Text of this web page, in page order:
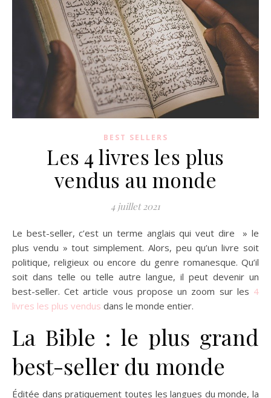
BEST SELLERS
Les 4 livres les plus
vendus au monde
4 juillet 2021
Le best-seller, c’est un terme anglais qui veut dire » le
plus vendu » tout simplement. Alors, peu qu’un livre soit
politique, religieux ou encore du genre romanesque. Qu’il
soit dans telle ou telle autre langue, il peut devenir un
best-seller. Cet article vous propose un zoom sur les 4
livres les plus vendus dans le monde entier.
La Bible : le plus grand
best-seller du monde
Éditée dans pratiquement toutes les langues du monde, la